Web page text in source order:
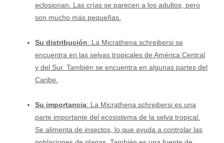
eclosionan. Las crías se parecen a los adultos, pero
son mucho más pequeñas.
Su distribución: La Micrathena schreibersi se
encuentra en las selvas tropicales de América Central
y del Sur. También se encuentra en algunas partes del
Caribe.
Su importancia: La Micrathena schreibersi es una
parte importante del ecosistema de la selva tropical.
Se alimenta de insectos, lo que ayuda a controlar las